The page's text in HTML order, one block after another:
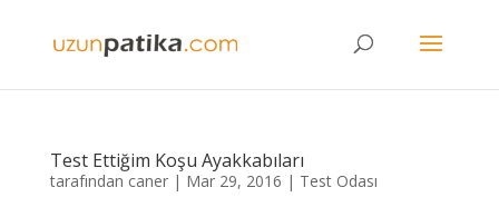
Test Ettiğim Koşu Ayakkabıları
tarafından caner| Mar 29, 2016 | Test Odası